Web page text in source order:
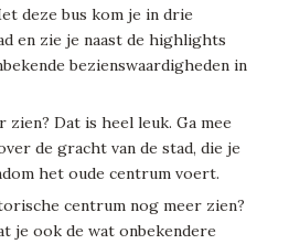
deze bus kom je in drie
en zie je naast de highlights
bezienswaardigheden in
zien? Dat is heel leuk. Ga mee
de gracht van de stad, die je
het oude centrum voert.
centrum nog meer zien?
je ook de wat onbekendere